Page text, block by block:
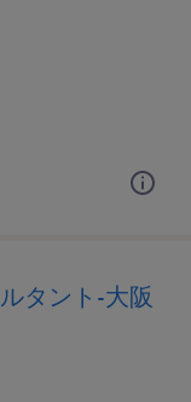
タント-大阪